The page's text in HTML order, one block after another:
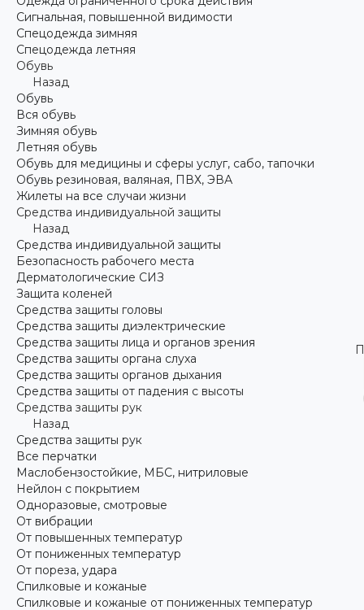
Сигнальная, повышенной видимости
Спецодежда зимняя
Спецодежда летняя
Обувь
Назад
Обувь
Вся обувь
Зимняя обувь
Летняя обувь
Обувь для медицины и сферы услуг, сабо, тапочки
Обувь резиновая, валяная, ПВХ, ЭВА
Жилеты на все случаи жизни
Средства индивидуальной защиты
Назад
Средства индивидуальной защиты
Безопасность рабочего места
Дерматологические СИЗ
Защита коленей
Средства защиты головы
Средства защиты диэлектрические
Средства защиты лица и органов зрения
Средства защиты органа слуха
Средства защиты органов дыхания
Средства защиты от падения с высоты
Средства защиты рук
Назад
Средства защиты рук
Все перчатки
Маслобензостойкие, МБС, нитриловые
Нейлон с покрытием
Одноразовые, смотровые
От вибрации
От повышенных температур
От пониженных температур
От пореза, удара
Спилковые и кожаные
Спилковые и кожаные от пониженных температур